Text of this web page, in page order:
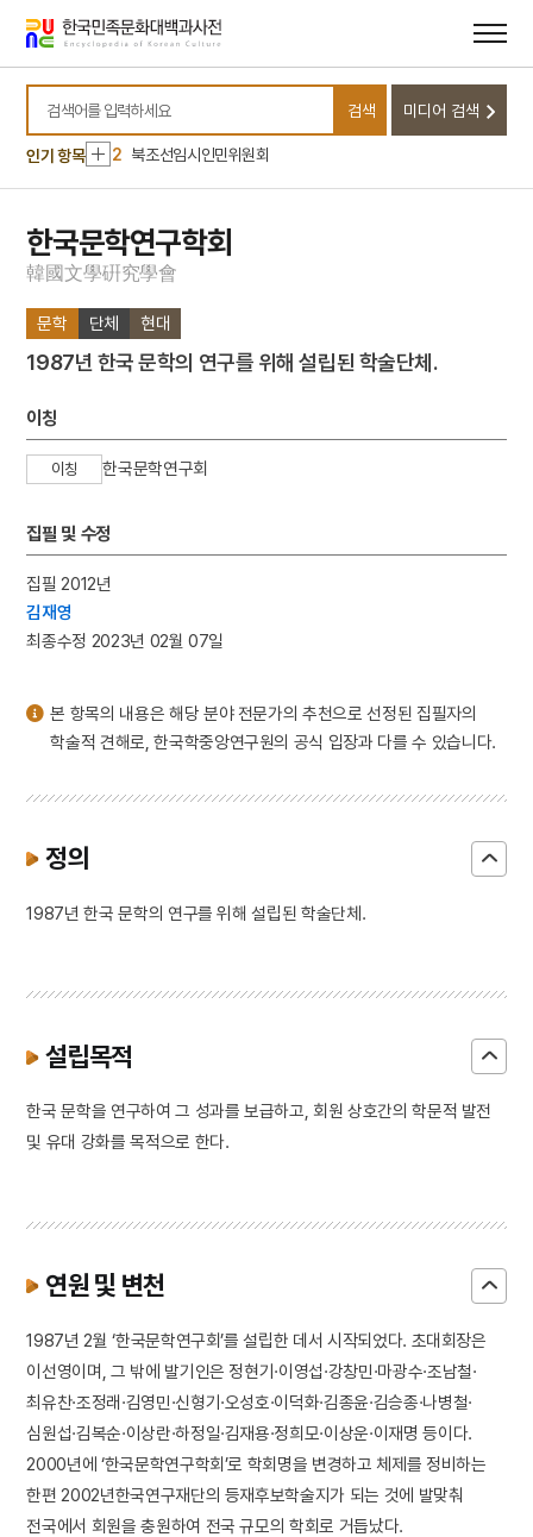
바로가기
바로가기
검색어를 입력하세요
검색 미디어 검색
인기 항목
10 청일전쟁
1 금성대군
2 북조선임시인민위원회
3 꿈
4
노어노문학
5 세조
7
도상봉
8 영화 사전심의 위헌판결
10 청일전쟁
1
금성대군
갑신정변
8
영화 사전심의 위헌판결
10 청일전쟁
한국문학연구학회
韓國文學硏究學會
문학 단체 현대
1987년 한국 문학의 연구를 위해 설립된 학술단체.
이칭
이칭 한국문학연구회
집필 및 수정
집필 2012년
김재영
최종수정 2023년 02월 07일
본 항목의 내용은 해당 분야 전문가의 추천으로 선정된 집필자의
학술적 견해로, 한국학중앙연구원의 공식 입장과 다를 수 있습니다.
정의
1987년 한국 문학의 연구를 위해 설립된 학술단체.
설립목적
한국 문학을 연구하여 그 성과를 보급하고, 회원 상호간의 학문적 발전
및 유대 강화를 목적으로 한다.
연원 및 변천
1987년 2월 ‘한국문학연구회’를 설립한 데서 시작되었다. 초대회장은
이선영이며, 그 밖에 발기인은 정현기·이영섭·강창민·마광수·조남철·
최유찬·조정래·김영민·신형기·오성호·이덕화·김종윤·김승종·나병철·
심원섭·김복순·이상란·하정일·김재용·정희모·이상운·이재명 등이다.
2000년에 ‘한국문학연구학회’로 학회명을 변경하고 체제를 정비하는
한편 2002년한국연구재단의 등재후보학술지가 되는 것에 발맞춰
전국에서 회원을 충원하여 전국 규모의 학회로 거듭났다.